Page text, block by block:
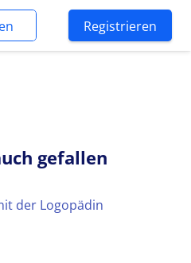
Registrieren
gefallen
der Logopädin